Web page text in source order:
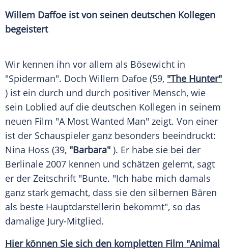
Willem Daffoe ist von seinen deutschen Kollegen
begeistert
Wir kennen ihn vor allem als Bösewicht in
"Spiderman". Doch Willem Dafoe (59, "The Hunter"
) ist ein durch und durch positiver Mensch, wie
sein Loblied auf die deutschen Kollegen in seinem
neuen Film "A Most Wanted Man" zeigt. Von einer
ist der Schauspieler ganz besonders beeindruckt:
Nina Hoss (39, "Barbara" ). Er habe sie bei der
Berlinale 2007 kennen und schätzen gelernt, sagt
er der Zeitschrift "Bunte. "Ich habe mich damals
ganz stark gemacht, dass sie den silbernen Bären
als beste Hauptdarstellerin bekommt", so das
damalige Jury-Mitglied.
Hier können Sie sich den kompletten Film "Animal